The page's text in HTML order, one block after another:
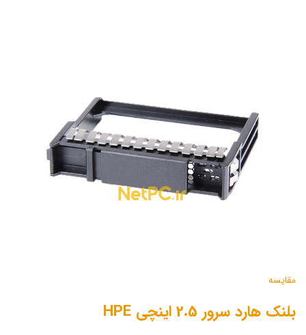
مقایسه
بلنک هارد سرور 2.5 اینچی HPE